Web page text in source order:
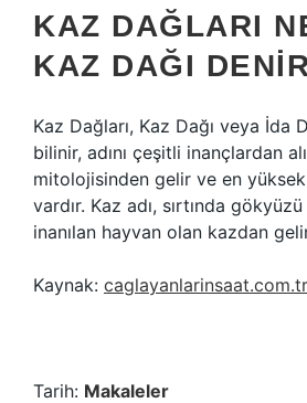
KAZ DAĞLARI
KAZ DAĞI
Kaz Dağları, Kaz Dağı veya İda
bilinir, adını çeşitli inançlardan
mitolojisinden gelir ve en
vardır. Kaz adı, sırtında gökyüzü
inanılan hayvan olan kazdan
Kaynak: caglayanlarinsaat.com.tr
Tarih: Makaleler